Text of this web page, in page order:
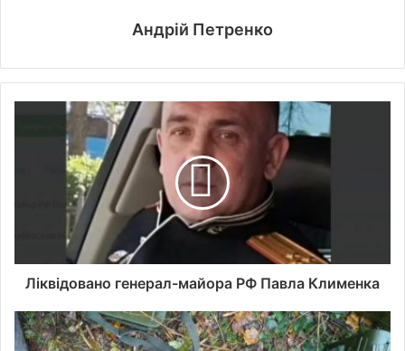
Андрій Петренко
Ліквідовано генерал-майора РФ Павла Клименка